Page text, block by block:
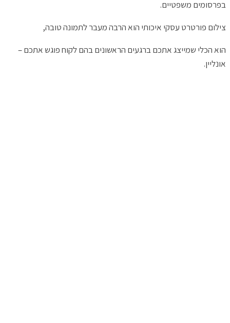
בפרסומים משפטיים.
צילום פורטרט עסקי איכותי הוא הרבה מעבר לתמונה טובה,
הוא הכלי שמייצג אתכם ברגעים הראשונים בהם לקוח פוגש אתכם –
אונליין.